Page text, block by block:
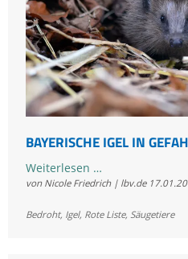
BAYERISCHE IGEL IN
Weiterlesen …Bayerische
Igel
Gefahr
von Nicole Friedrich | lbv.de
Bedroht, Igel, Rote Liste, Säugetiere